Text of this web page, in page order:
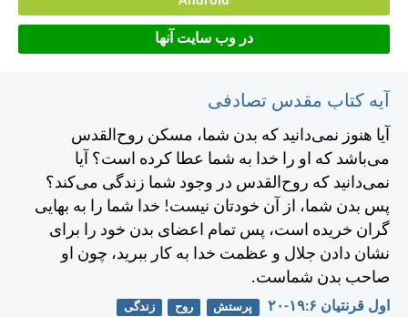
در وب سایت آنها
آیه کتاب مقدس تصادفی
آيا هنوز نمی‌دانيد كه بدن شما، مسكن روح‌القدس
می‌باشد كه او را خدا به شما عطا كرده است؟ آيا
نمی‌دانيد كه روح‌القدس در وجود شما زندگی می‌كند؟
پس بدن شما، از آن خودتان نيست! خدا شما را به بهايی
گران خريده است، پس تمام اعضای بدن خود را برای
نشان دادن جلال و عظمت خدا به کار ببريد، چون او
صاحب بدن شماست.
اول قرنتیان ۶:‏۱۹-‏۲۰ پرستش روح زندگی